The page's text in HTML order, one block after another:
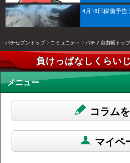
4月18日稼働予告
パチセブントップ コミュニティ パチ７自由帳トッ
負けっぱなしくらい
メニュー
コラム
マイペ